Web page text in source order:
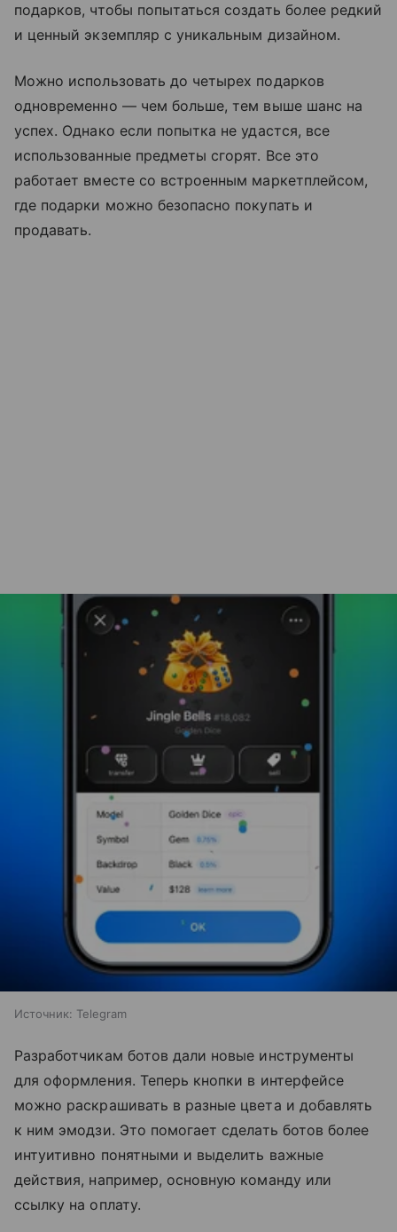
подарков, чтобы попытаться создать более редкий
и ценный экземпляр с уникальным дизайном.
Можно использовать до четырех подарков
одновременно — чем больше, тем выше шанс на
успех. Однако если попытка не удастся, все
использованные предметы сгорят. Все это
работает вместе со встроенным маркетплейсом,
где подарки можно безопасно покупать и
продавать.
Источник: Telegram
Разработчикам ботов дали новые инструменты
для оформления. Теперь кнопки в интерфейсе
можно раскрашивать в разные цвета и добавлять
к ним эмодзи. Это помогает сделать ботов более
интуитивно понятными и выделить важные
действия, например, основную команду или
ссылку на оплату.